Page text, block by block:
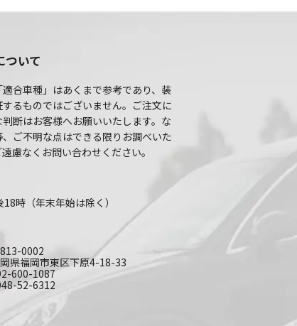
ついて
合車種」はあくまで参考であり、装
るものではございません。ご注文に
断はお客様へお願いいたします。な
ご不明な点はできる限りお調べいた
慮なくお問い合わせください。
時（年末年始は除く）
0002
県福岡市東区下原4-18-33
600-1087
52-6312